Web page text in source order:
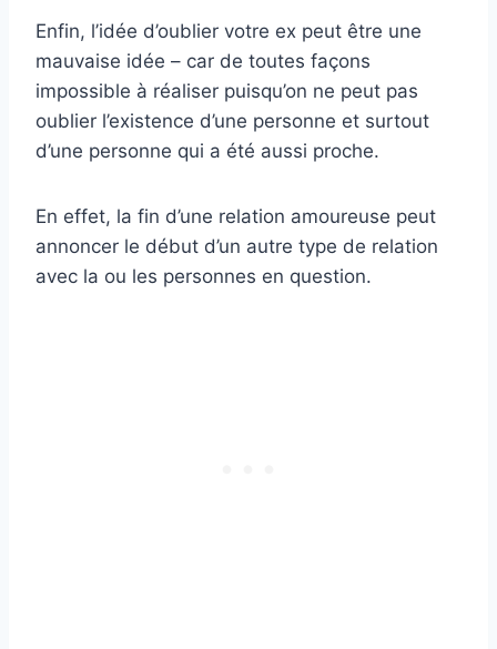
Enfin, l’idée d’oublier votre ex peut être une
mauvaise idée – car de toutes façons
impossible à réaliser puisqu’on ne peut pas
oublier l’existence d’une personne et surtout
d’une personne qui a été aussi proche.
En effet, la fin d’une relation amoureuse peut
annoncer le début d’un autre type de relation
avec la ou les personnes en question.